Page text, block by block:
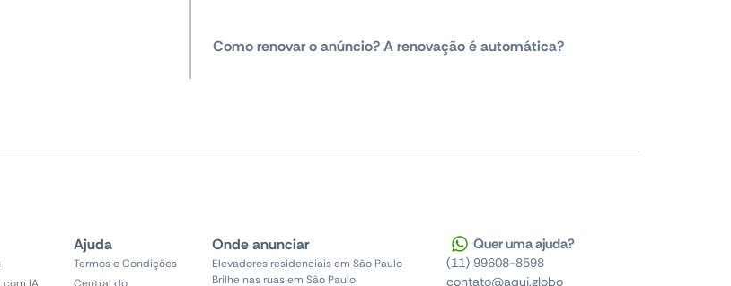
Como renovar o anúncio? A renovação é automática?
Ajuda
Termos e Condições
Onde anunciar
Elevadores residenciais em São Paulo
Brilhe nas ruas em São Paulo
Quer uma ajuda?
(11) 99608-8598
contato@aqui.globo